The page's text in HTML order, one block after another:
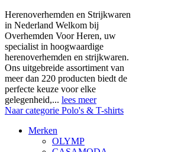
Herenoverhemden en Strijkwaren
in Nederland Welkom bij
Overhemden Voor Heren, uw
specialist in hoogwaardige
herenoverhemden en strijkwaren.
Ons uitgebreide assortiment van
meer dan 220 producten biedt de
perfecte keuze voor elke
gelegenheid,... lees meer
Naar categorie Polo's & T-shirts
Merken
OLYMP